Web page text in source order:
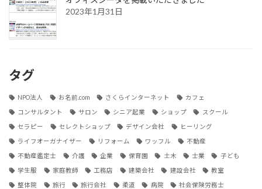
2023年1月31日
タグ
NPO法人 お名前.com さくらインターネット カフェ
コンサルタント サロン シニア起業 ショップ スクール
セラピー セレクトショップ デザイン会社 ヒーリング
ライフオーガナイザー リフォーム ワッフル 不動産
不動産鑑定士 介護 企業 保育園 土木 士業 子ども
学生服 家庭教師 工務店 建築会社 建設会社 教室
整体院 旅行 旅行会社 柔道 病院 社会保険労務士